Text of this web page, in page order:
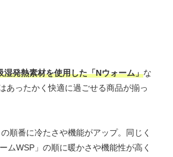
湿発熱素材を使用した「Nウォーム」な
あったかく快適に過ごせる商品が揃っ
順番に冷たさや機能がアップ。同じく
ムWSP」の順に暖かさや機能性が高く